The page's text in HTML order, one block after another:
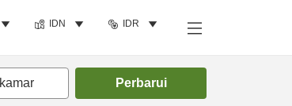
IDN IDR
kamar Perbarui
Cari kamar